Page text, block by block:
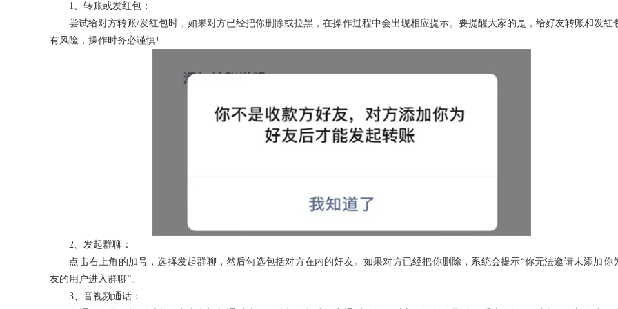
1、转账或发红包：
尝试给对方转账/发红包时，如果对方已经把你删除或拉黑，在操作过程中会出现相应提示。要提醒大家的是，给好友转账和发红
有风险，操作时务必谨慎!
2、发起群聊：
点击右上角的加号，选择发起群聊，然后勾选包括对方在内的好友。如果对方已经把你删除，系统会提示“你无法邀请未添加你
友的用户进入群聊”。
3、音视频通话：